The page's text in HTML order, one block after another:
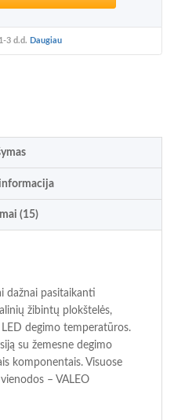
3 d.d. Daugiau
(15)
dažnai pasitaikanti
žibintų plokštelės,
degimo temperatūros.
su žemesne degimo
komponentais. Visuose
– VALEO